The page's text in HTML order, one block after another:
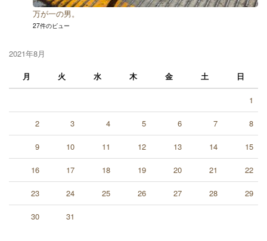
万が一の男。
27件のビュー
2021年8月
月
火 水 木 金 土 日
1
2 3 4 5 6 7 8
9 10 11 12 13 14 15
16 17 18 19 20 21 22
23 24 25 26 27 28 29
30 31